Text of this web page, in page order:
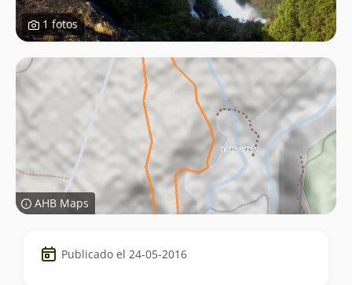
1 fotos
AHB Maps
Datos
del Publicado el 24-05-2016